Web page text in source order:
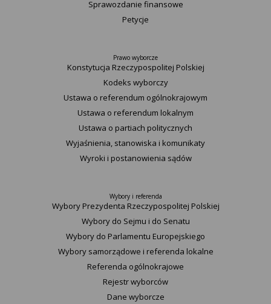
Sprawozdanie finansowe
Petycje
Prawo wyborcze
Konstytucja Rzeczypospolitej Polskiej​
Kodeks wyborczy
Ustawa o referendum ogólnokrajowym
Ustawa o referendum lokalnym
Ustawa o partiach politycznych
Wyjaśnienia, stanowiska i komunikaty
Wyroki i postanowienia sądów
Wybory i referenda
Wybory Prezydenta Rzeczypospolitej Polskiej
Wybory do Sejmu i do Senatu
Wybory do Parlamentu Europejskiego
Wybory samorządowe i referenda lokalne
Referenda ogólnokrajowe
Rejestr wyborców
Dane wyborcze